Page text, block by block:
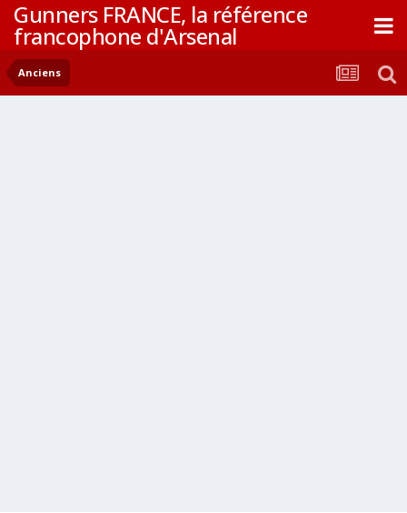
Gunners FRANCE, la référence
francophone d'Arsenal
Anciens